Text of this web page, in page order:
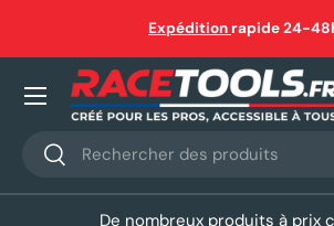
Aller au contenu
Expédition rapide 24-
Recherche
Rechercher
Nos produits
De nombreux produits à prix